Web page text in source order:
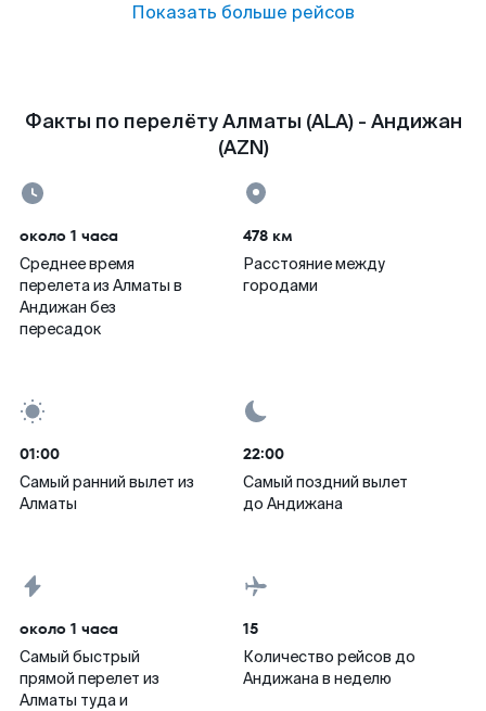
Показать больше рейсов
Факты по перелёту Алматы (ALA) - Андижан
(AZN)
около 1 часа
Среднее время
перелета из Алматы в
Андижан без
пересадок
478 км
Расстояние между
городами
01:00
Самый ранний вылет из
Алматы
22:00
Самый поздний вылет
до Андижана
около 1 часа
Самый быстрый
прямой перелет из
Алматы туда и
15
Количество рейсов до
Андижана в неделю